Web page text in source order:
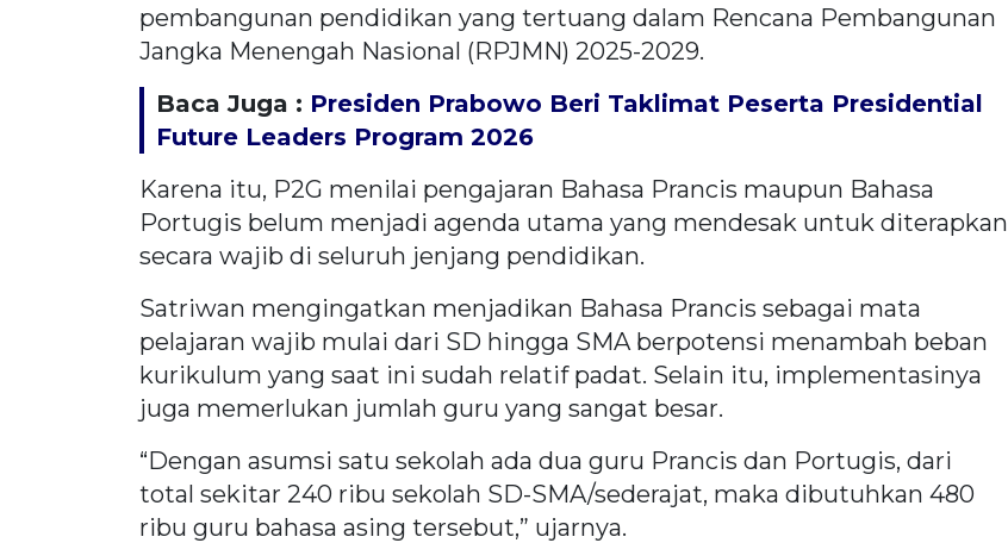
pembangunan pendidikan yang tertuang dalam Rencana Pembangunan
Jangka Menengah Nasional (RPJMN) 2025-2029.
Baca Juga : Presiden Prabowo Beri Taklimat Peserta Presidential
Future Leaders Program 2026
Karena itu, P2G menilai pengajaran Bahasa Prancis maupun Bahasa
Portugis belum menjadi agenda utama yang mendesak untuk diterapkan
secara wajib di seluruh jenjang pendidikan.
Satriwan mengingatkan menjadikan Bahasa Prancis sebagai mata
pelajaran wajib mulai dari SD hingga SMA berpotensi menambah beban
kurikulum yang saat ini sudah relatif padat. Selain itu, implementasinya
juga memerlukan jumlah guru yang sangat besar.
“Dengan asumsi satu sekolah ada dua guru Prancis dan Portugis, dari
total sekitar 240 ribu sekolah SD-SMA/sederajat, maka dibutuhkan 480
ribu guru bahasa asing tersebut,” ujarnya.